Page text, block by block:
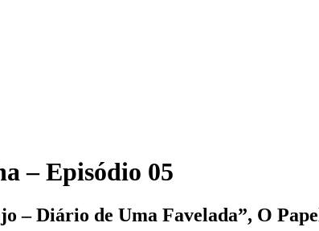
– Episódio 05
– Diário de Uma Favelada”, O